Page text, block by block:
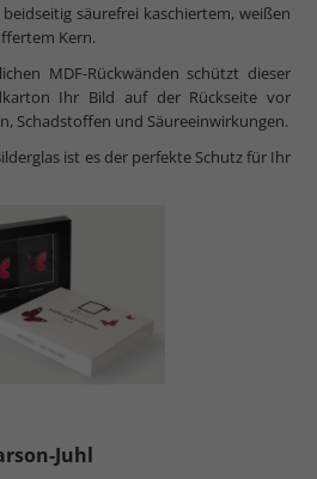
säurefrei kaschiertem, weißen
Kern.
MDF-Rückwänden schützt dieser
Ihr Bild auf der Rückseite vor
Schadstoffen und Säureeinwirkungen.
ist es der perfekte Schutz für Ihr
Juhl